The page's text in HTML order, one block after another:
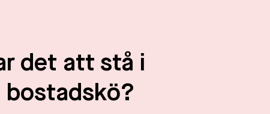
det att stå i
bostadskö?